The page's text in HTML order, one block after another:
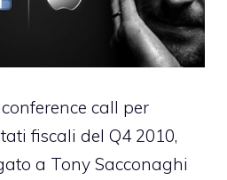
call per
fiscali del Q4 2010,
a Tony Sacconaghi